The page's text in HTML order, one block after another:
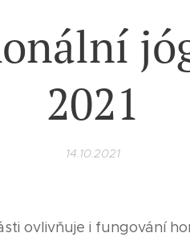
2021
14.10.2021
ovlivňuje i fungování